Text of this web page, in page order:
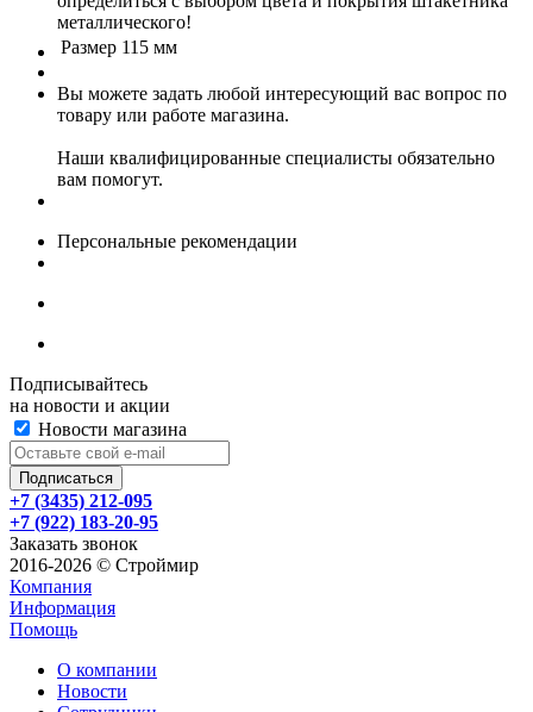
металлического!
Размер 115 мм
Вы можете задать любой интересующий вас вопрос по
товару или работе магазина.
Наши квалифицированные специалисты обязательно
вам помогут.
Персональные рекомендации
Подписывайтесь
на новости и акции
Новости магазина
+7 (3435) 212-095
+7 (922) 183-20-95
Заказать звонок
2016-2026 © Строймир
Компания
Информация
Помощь
О компании
Новости